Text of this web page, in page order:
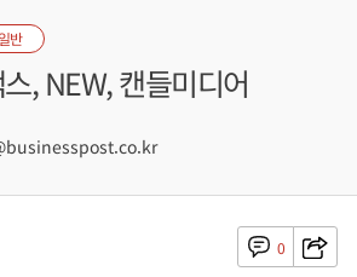
반
, NEW, 캔들미디어
0